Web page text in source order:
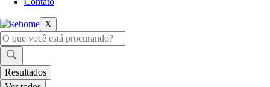
X
Pesquisar
...
Resultados